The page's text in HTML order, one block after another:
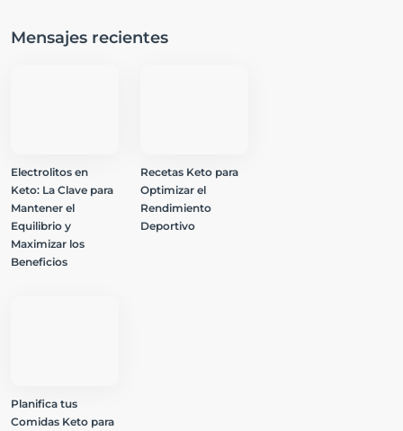
Mensajes recientes
Electrolitos en
Keto: La Clave para
Mantener el
Equilibrio y
Maximizar los
Beneficios
Recetas Keto para
Optimizar el
Rendimiento
Deportivo
Planifica tus
Comidas Keto para